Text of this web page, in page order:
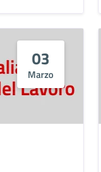
03
Marzo